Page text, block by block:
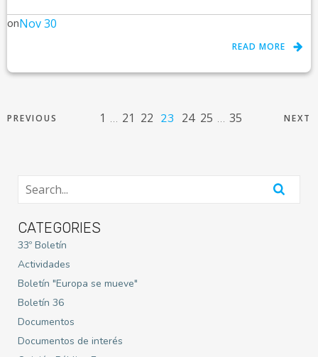
onNov 30
READ MORE
PREVIOUS 1 … 21 22 23 24 25 … 35 NEXT
CATEGORIES
33º Boletín
Actividades
Boletín "Europa se mueve"
Boletín 36
Documentos
Documentos de interés